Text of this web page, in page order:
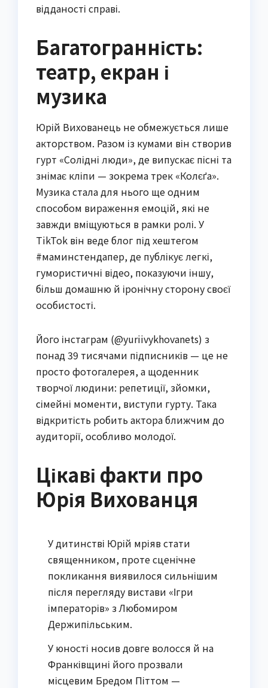
відданості справі.
Багатогранність:
театр, екран і
музика
Юрій Вихованець не обмежується лише
акторством. Разом із кумами він створив
гурт «Солідні люди», де випускає пісні та
знімає кліпи — зокрема трек «Колєґа».
Музика стала для нього ще одним
способом вираження емоцій, які не
завжди вміщуються в рамки ролі. У
TikTok він веде блог під хештегом
#маминстендапер, де публікує легкі,
гумористичні відео, показуючи іншу,
більш домашню й іронічну сторону своєї
особистості.
Його інстаграм (@yuriivykhovanets) з
понад 39 тисячами підписників — це не
просто фотогалерея, а щоденник
творчої людини: репетиції, зйомки,
сімейні моменти, виступи гурту. Така
відкритість робить актора ближчим до
аудиторії, особливо молодої.
Цікаві факти про
Юрія Вихованця
У дитинстві Юрій мріяв стати
священником, проте сценічне
покликання виявилося сильнішим
після перегляду вистави «Ігри
імператорів» з Любомиром
Держипільським.
У юності носив довге волосся й на
Франківщині його прозвали
місцевим Бредом Піттом —